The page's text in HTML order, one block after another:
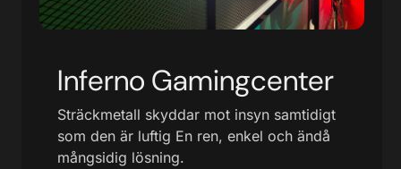
Inferno Gamingcenter
Sträckmetall skyddar mot insyn samtidigt
som den är luftig En ren, enkel och ändå
mångsidig lösning.